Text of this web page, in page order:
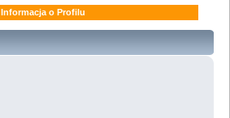
Informacja o Profilu